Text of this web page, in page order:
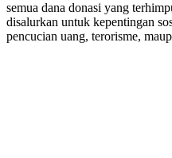
semua dana donasi yang
disalurkan untuk kepentingan
pencucian uang, terorisme,